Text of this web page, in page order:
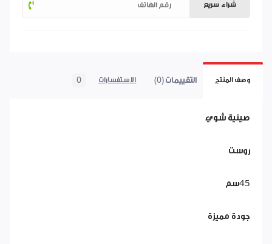
شراء سريع
وصف المنتج التقييمات (0) الاستفسارات 0
صينية شوي
روست
45سم
جودة مميزة